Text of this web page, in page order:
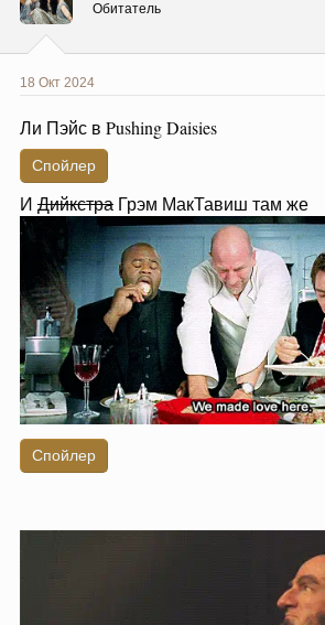
и
:
Обитатель
18 Окт 2024
Ли Пэйс в Pushing Daisies
Спойлер
И Дийкстра Грэм МакТавиш там же
Спойлер